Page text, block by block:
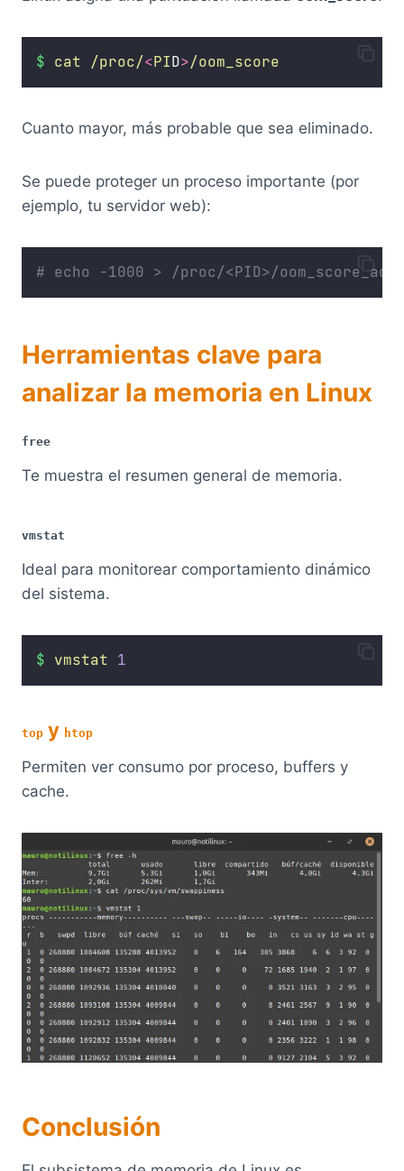
$ cat /proc/<PID>/oom_score
Cuanto mayor, más probable que sea eliminado.
Se puede proteger un proceso importante (por
ejemplo, tu servidor web):
# echo -1000 > /proc/<PID>/oom_score_adj
Herramientas clave para
analizar la memoria en Linux
free
Te muestra el resumen general de memoria.
vmstat
Ideal para monitorear comportamiento dinámico
del sistema.
$ vmstat 1
top y htop
Permiten ver consumo por proceso, buffers y
cache.
Conclusión